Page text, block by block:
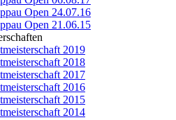
Open 24.07.16
Open 21.06.15
2019
2018
2017
2016
2015
2014